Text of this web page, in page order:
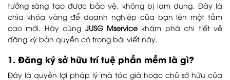
tưởng sáng tạo được bảo vệ, không bị lạm dụng. Đây là
chìa khóa vàng để doanh nghiệp của bạn lên một tầm
cao mới. Hãy cùng JUSG Mservice khám phá chi tiết về
đăng ký bản quyền có trong bài viết này.
1. Đăng ký sở hữu trí tuệ phần mềm là gì?
Đây là quyền lợi pháp lý mà tác giả hoặc chủ sở hữu của